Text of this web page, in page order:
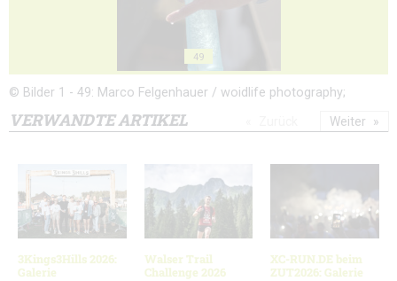
49
© Bilder 1 - 49: Marco Felgenhauer / woidlife photography;
VERWANDTE ARTIKEL
3Kings3Hills 2026:
Galerie
Walser Trail
Challenge 2026
XC-RUN.DE beim
ZUT2026: Galerie
Weiter